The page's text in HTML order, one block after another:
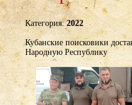
Категория:2022
Кубанские поисковики
Народную Республику